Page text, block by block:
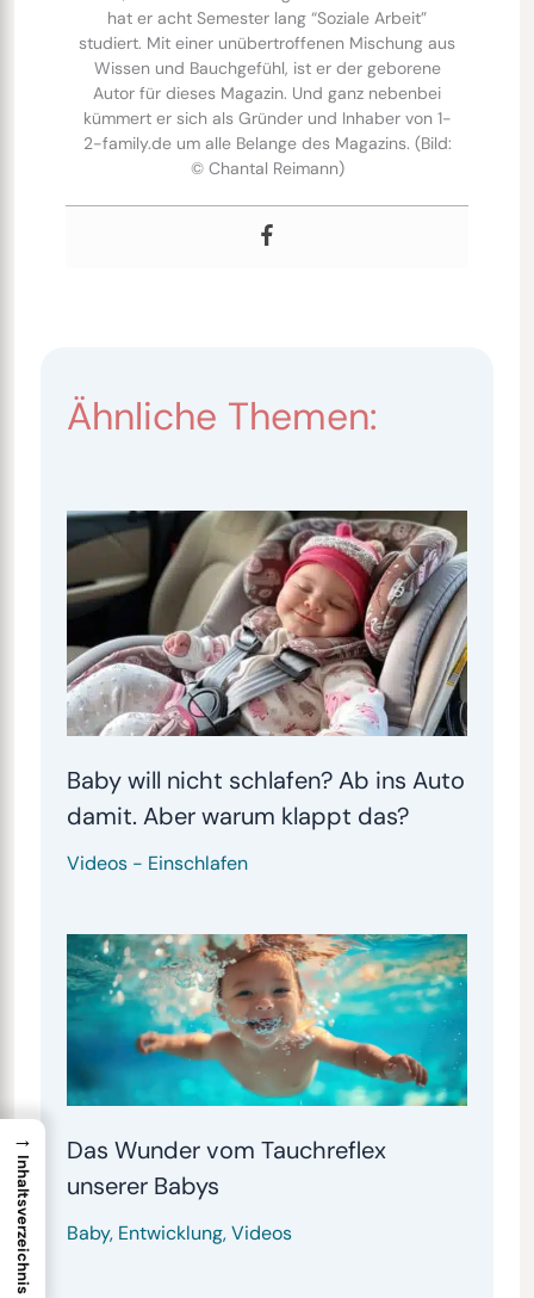
hat er acht Semester lang “Soziale Arbeit”
studiert. Mit einer unübertroffenen Mischung aus
Wissen und Bauchgefühl, ist er der geborene
Autor für dieses Magazin. Und ganz nebenbei
kümmert er sich als Gründer und Inhaber von 1-
2-family.de um alle Belange des Magazins. (Bild:
© Chantal Reimann)
Ähnliche Themen:
Baby will nicht schlafen? Ab ins Auto
damit. Aber warum klappt das?
Videos- Einschlafen
Das Wunder vom Tauchreflex
unserer Babys
Baby, Entwicklung,Videos
→
Inhaltsverzeichnis